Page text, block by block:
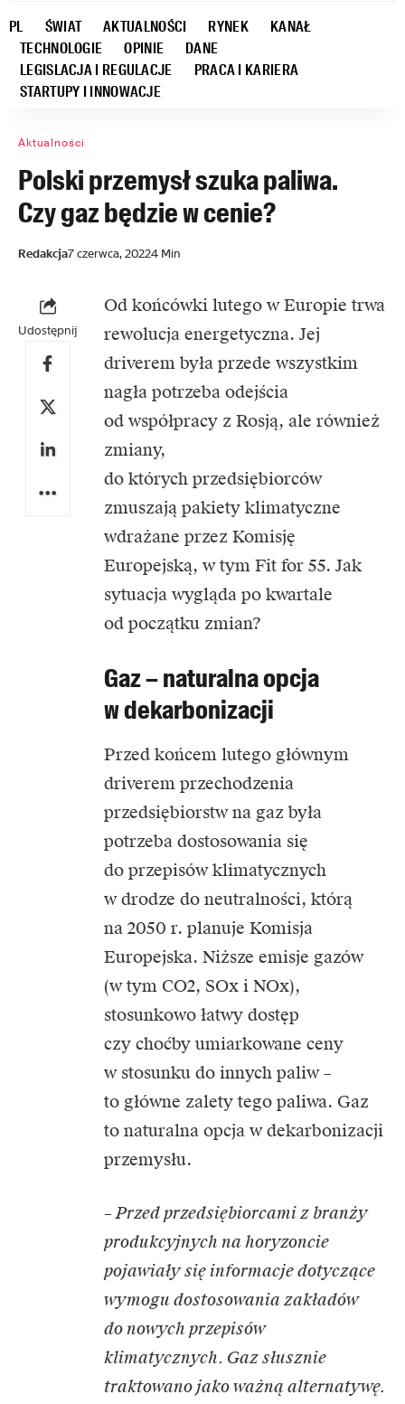
PL ŚWIAT AKTUALNOŚCI RYNEK
KANAŁ
TECHNOLOGIE
OPINIE
DANE
LEGISLACJA I REGULACJE
PRACA I KARIERA
STARTUPY I INNOWACJE
Aktualności
Polski przemysł szuka paliwa.
Czy gaz będzie w cenie?
Redakcja7 czerwca, 20224 Min
Udostępnij
Od końcówki lutego w Europie trwa
rewolucja energetyczna. Jej
driverem była przede wszystkim
nagła potrzeba odejścia
od współpracy z Rosją, ale również
zmiany,
do których przedsiębiorców
zmuszają pakiety klimatyczne
wdrażane przez Komisję
Europejską, w tym Fit for 55. Jak
sytuacja wygląda po kwartale
od początku zmian?
Gaz – naturalna opcja
w dekarbonizacji
Przed końcem lutego głównym
driverem przechodzenia
przedsiębiorstw na gaz była
potrzeba dostosowania się
do przepisów klimatycznych
w drodze do neutralności, którą
na 2050 r. planuje Komisja
Europejska. Niższe emisje gazów
(w tym CO2, SOx i NOx),
stosunkowo łatwy dostęp
czy choćby umiarkowane ceny
w stosunku do innych paliw –
to główne zalety tego paliwa. Gaz
to naturalna opcja w dekarbonizacji
przemysłu.
– Przed przedsiębiorcami z branży
produkcyjnych na horyzoncie
pojawiały się informacje dotyczące
wymogu dostosowania zakładów
do nowych przepisów
klimatycznych. Gaz słusznie
traktowano jako ważną alternatywę.